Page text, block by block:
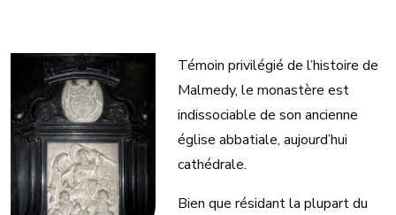
Témoin privilégié de l’histoire de
Malmedy, le monastère est
indissociable de son ancienne
église abbatiale, aujourd’hui
cathédrale.
Bien que résidant la plupart du